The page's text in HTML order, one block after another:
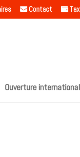
Contact
Ouverture